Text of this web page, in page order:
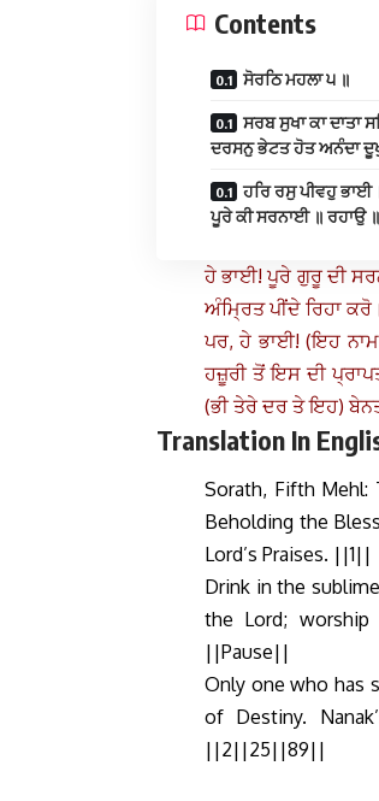
Contents
ਸੋਰਠਿ ਮਹਲਾ ੫ ॥
ਸਰਬ ਸੁਖਾ ਕਾ ਦਾਤਾ
ਦਰਸਨੁ ਭੇਟਤ ਹੋਤ ਅਨੰਦਾ
ਹਰਿ ਰਸੁ ਪੀਵਹੁ
ਪੂਰੇ ਕੀ ਸਰਨਾਈ ॥ ਰਹਾਉ ॥
ਹੇ ਭਾਈ! ਪੂਰੇ ਗੁਰੂ ਦੀ
ਅੰਮ੍ਰਿਤ ਪੀਂਦੇ ਰਿਹਾ
ਪਰ, ਹੇ ਭਾਈ! (ਇਹ ਨਾਮ
ਹਜ਼ੂਰੀ ਤੋਂ ਇਸ ਦੀ
(ਭੀ ਤੇਰੇ ਦਰ ਤੇ ਇਹ)
Translation In
Sorath, Fifth Mehl:
Beholding the
Lord’s Praises. ||1||
Drink in the
the Lord;
||Pause||
Only one who has
of Destiny.
||2||25||89||